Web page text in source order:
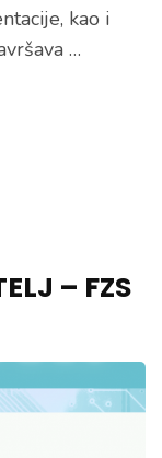
kao i
…
– FZS